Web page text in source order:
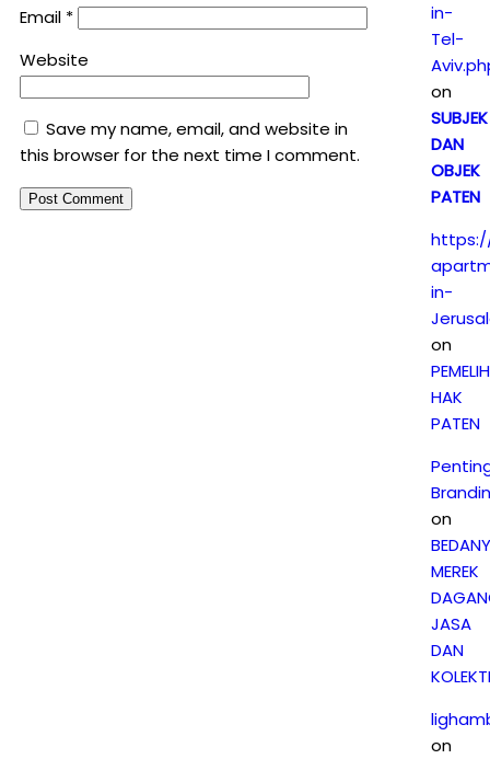
Email *
Website
Save my name, email, and website in
this browser for the next time I comment.
in-
Tel-
on
SUBJEK
DAN
OBJEK
PATEN
in-
on
HAK
PATEN
on
MEREK
JASA
DAN
on